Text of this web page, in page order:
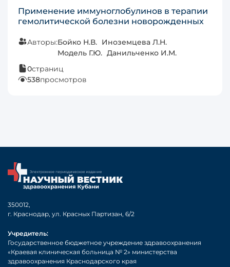
Применение иммуноглобулинов в терапии
гемолитической болезни новорожденных
Авторы:Бойко Н.В. Иноземцева Л.Н.
Модель Г.Ю. Данильченко И.М.
0страниц
538просмотров
350012,
г. Краснодар, ул. Красных Партизан, 6/2
Учредитель:
Государственное бюджетное учреждение здравоохранения
«Краевая клиническая больница № 2» министерства
здравоохранения Краснодарского края